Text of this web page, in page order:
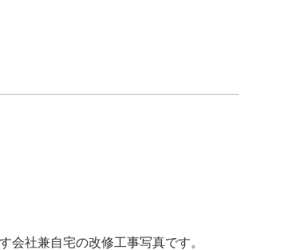
会社兼自宅の改修工事写真です。